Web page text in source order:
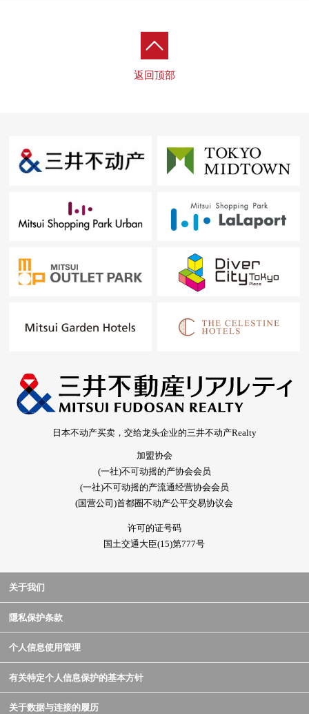
返回顶部
日本不动产买卖，交给龙头企业的三井不动产Realty
加盟协会
(一社)不可动摇的产协会会员
(一社)不可动摇的产流通经营协会会员
(国营公司)首都圈不动产公平交易协议会
许可的证号码
国土交通大臣(15)第777号
关于我们
隱私保护条款
个人信息使用管理
有关特定个人信息保护的基本方针
关于数据与连接的履历